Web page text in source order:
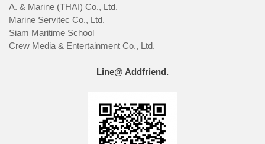
A. & Marine (THAI) Co., Ltd.
Marine Servitec Co., Ltd.
Siam Maritime School
Crew Media & Entertainment Co., Ltd.
Line@ Addfriend.